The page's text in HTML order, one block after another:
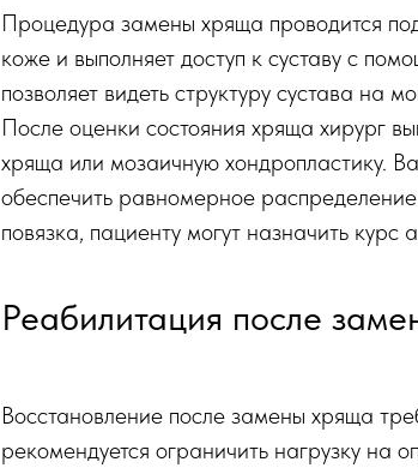
Процедура замены хряща проводится
коже и выполняет доступ к суставу с
позволяет видеть структуру сустава на
После оценки состояния хряща хирург
хряща или мозаичную хондропластику.
обеспечить равномерное
повязка, пациенту могут назначить
Реабилитация после
Восстановление после замены хряща
рекомендуется ограничить нагрузку на